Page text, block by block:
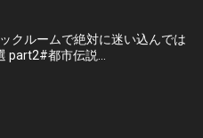
クルームで絶対に迷い込んでは
part2#都市伝説
#ホラー